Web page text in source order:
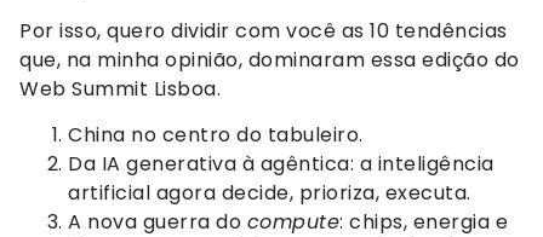
Por isso, quero dividir com você as 10 tendências
que, na minha opinião, dominaram essa edição do
Web Summit Lisboa.
China no centro do tabuleiro.
Da IA generativa à agêntica: a inteligência
artificial agora decide, prioriza, executa.
A nova guerra do compute: chips, energia e